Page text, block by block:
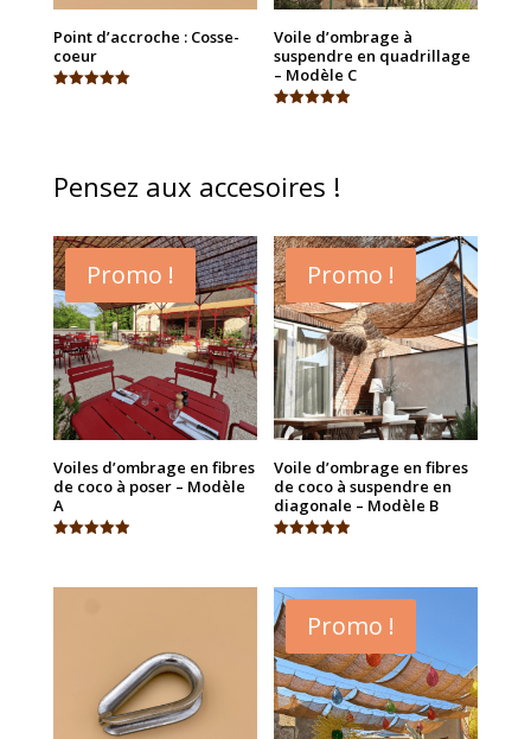
Point d’accroche : Cosse-
coeur
Voile d’ombrage à
suspendre en quadrillage
– Modèle C
Pensez aux accesoires !
Promo !
Voiles d’ombrage en fibres
de coco à poser – Modèle
A
Promo !
Voile d’ombrage en fibres
de coco à suspendre en
diagonale – Modèle B
Promo !